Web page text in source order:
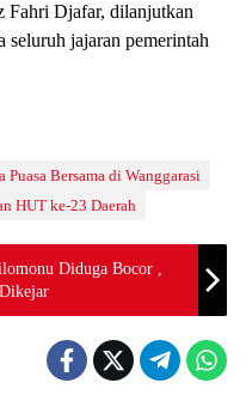
Fahri Djafar, dilanjutkan
seluruh jajaran pemerintah
Bersama di Wanggarasi
HUT ke-23 Daerah
Diduga Bocor ,